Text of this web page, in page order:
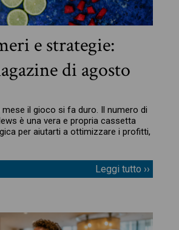
e strategie:
di agosto
mese il gioco si fa duro. Il numero di
è una vera e propria cassetta
per aiutarti a ottimizzare i profitti,
Leggi tutto ››